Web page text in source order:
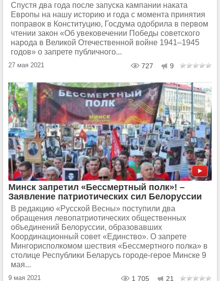
Спустя два года после запуска кампании наката
Европы на нашу историю и года с момента принятия
поправок в Конституцию, Госдума одобрила в первом
чтении закон «Об увековечении Победы советского
народа в Великой Отечественной войне 1941–1945
годов» о запрете публичного...
27 мая 2021 727 9
Минск запретил «Бессмертный полк»! –
Заявление патриотических сил Белоруссии
В редакцию «Русской Весны» поступили два
обращения левопатриотических общественных
объединений Белоруссии, образовавших
Координационный совет «Единство». О запрете
Мингорисполкомом шествия «Бессмертного полка» в
столице Республики Беларусь городе-герое Минске 9
мая...
9 мая 2021 1 705 21